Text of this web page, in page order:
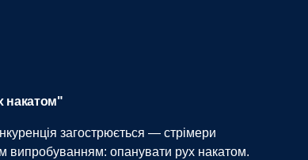
накатом"
загострюється — стрімери
випробуванням: опанувати рух накатом.